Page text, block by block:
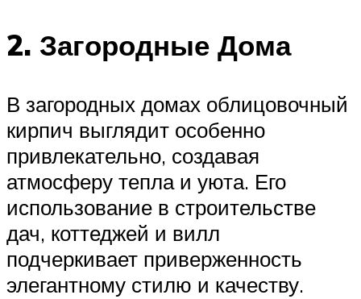
2. Загородные Дома
В загородных домах облицовочный
кирпич выглядит особенно
привлекательно, создавая
атмосферу тепла и уюта. Его
использование в строительстве
дач, коттеджей и вилл
подчеркивает приверженность
элегантному стилю и качеству.